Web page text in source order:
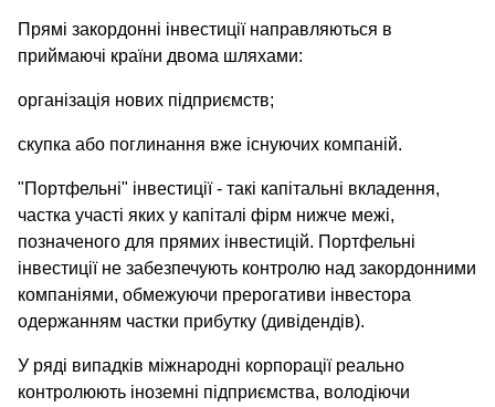
Прямі закордонні інвестиції направляються в
приймаючі країни двома шляхами:
організація нових підприємств;
скупка або поглинання вже існуючих компаній.
"Портфельні" інвестиції - такі капітальні вкладення,
частка участі яких у капіталі фірм нижче межі,
позначеного для прямих інвестицій. Портфельні
інвестиції не забезпечують контролю над закордонними
компаніями, обмежуючи прерогативи інвестора
одержанням частки прибутку (дивідендів).
У ряді випадків міжнародні корпорації реально
контролюють іноземні підприємства, володіючи